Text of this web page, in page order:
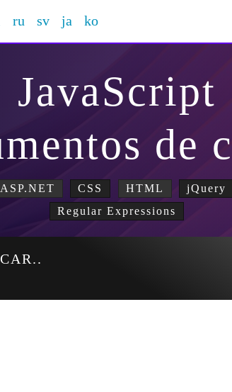
ru sv ja ko
JavaScript
de
ASP.NET CSS HTML jQuery
Regular Expressions